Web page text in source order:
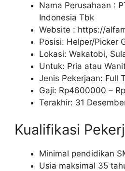
Nama Perusahaan :
Indonesia Tbk
Website : https://
Posisi: Helper/Picker
Lokasi: Wakatobi,
Untuk: Pria atau
Jenis Pekerjaan: Full
Gaji: Rp4600000 – Rp
Terakhir: 31
Kualifikasi
Minimal pendidikan
Usia maksimal 35